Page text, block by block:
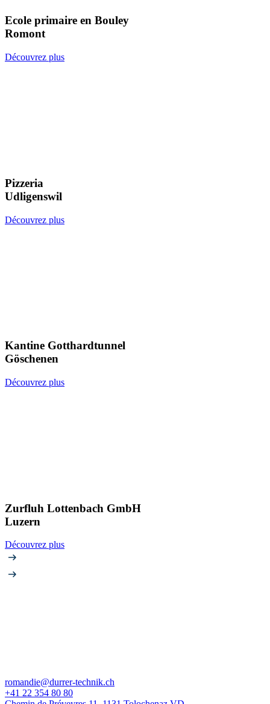
Ecole primaire en Bouley
Romont
Découvrez plus
Pizzeria
Udligenswil
Découvrez plus
Kantine Gotthardtunnel
Göschenen
Découvrez plus
Zurfluh Lottenbach GmbH
Luzern
Découvrez plus
romandie@durrer-technik.ch
+41 22 354 80 80